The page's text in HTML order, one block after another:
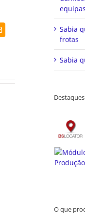
Email
(necessário
Sabia
frotas
Sabia
Destaques
O que